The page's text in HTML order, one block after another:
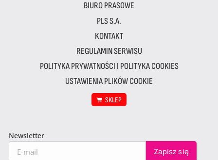
BIURO PRASOWE
PLS S.A.
KONTAKT
REGULAMIN SERWISU
POLITYKA PRYWATNOŚCI I POLITYKA COOKIES
USTAWIENIA PLIKÓW COOKIE
SKLEP
Newsletter